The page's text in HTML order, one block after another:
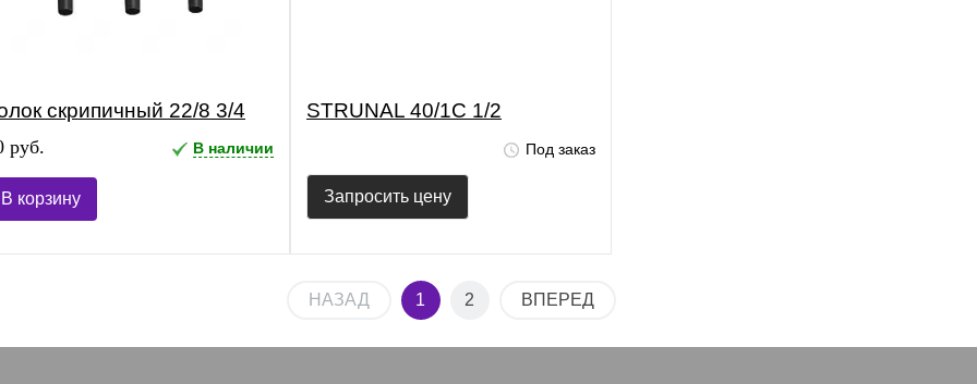
скрипичный 22/8 3/4
руб. В наличии
В корзину
STRUNAL 40/1C 1/2
Под заказ
Запросить цену
НАЗАД 1 2 ВПЕРЕД